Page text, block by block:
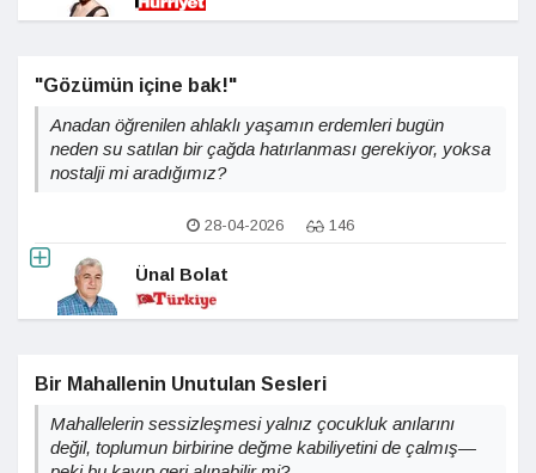
"Gözümün içine bak!"
Anadan öğrenilen ahlaklı yaşamın erdemleri bugün
neden su satılan bir çağda hatırlanması gerekiyor, yoksa
nostalji mi aradığımız?
28-04-2026 146
Ünal Bolat
Bir Mahallenin Unutulan Sesleri
Mahallelerin sessizleşmesi yalnız çocukluk anılarını
değil, toplumun birbirine değme kabiliyetini de çalmış—